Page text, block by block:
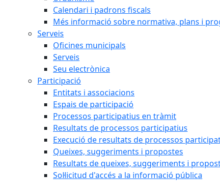
Calendari i padrons fiscals
Més informació sobre normativa, plans i
Serveis
Oficines municipals
Serveis
Seu electrònica
Participació
Entitats i associacions
Espais de participació
Processos participatius en tràmit
Resultats de processos participatius
Execució de resultats de processos
Queixes, suggeriments i propostes
Resultats de queixes, suggeriments i
Sol·licitud d'accés a la informació pública